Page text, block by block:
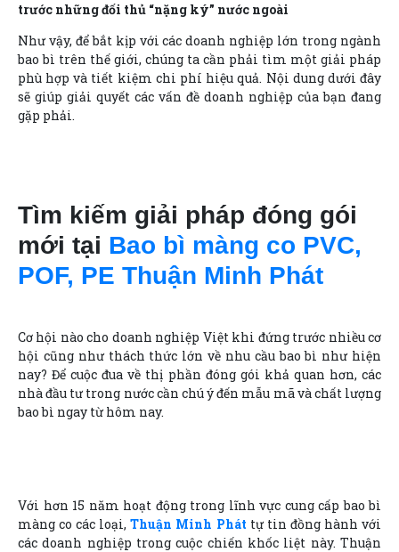
trước những đối thủ “nặng ký” nước ngoài
Như vậy, để bắt kịp với các doanh nghiệp lớn trong ngành
bao bì trên thế giới, chúng ta cần phải tìm một giải pháp
phù hợp và tiết kiệm chi phí hiệu quả. Nội dung dưới đây
sẽ giúp giải quyết các vấn đề doanh nghiệp của bạn đang
gặp phải.
Tìm kiếm giải pháp đóng gói
mới tại Bao bì màng co PVC,
POF, PE Thuận Minh Phát
Cơ hội nào cho doanh nghiệp Việt khi đứng trước nhiều cơ
hội cũng như thách thức lớn về nhu cầu bao bì như hiện
nay? Để cuộc đua về thị phần đóng gói khả quan hơn, các
nhà đầu tư trong nước cần chú ý đến mẫu mã và chất lượng
bao bì ngay từ hôm nay.
Với hơn 15 năm hoạt động trong lĩnh vực cung cấp bao bì
màng co các loại,Thuận Minh Phát tự tin đồng hành với
các doanh nghiệp trong cuộc chiến khốc liệt này. Thuận